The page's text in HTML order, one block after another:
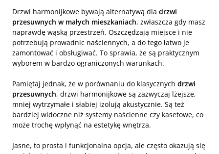
Drzwi harmonijkowe bywają alternatywą dla drzwi
przesuwnych w małych mieszkaniach, zwłaszcza gdy masz
naprawdę wąską przestrzeń. Oszczędzają miejsce i nie
potrzebują prowadnic naściennych, a do tego łatwo je
zamontować i obsługiwać. To sprawia, że są praktycznym
wyborem w bardzo ograniczonych warunkach.
Pamiętaj jednak, że w porównaniu do klasycznych drzwi
przesuwnych, drzwi harmonijkowe są zazwyczaj lżejsze,
mniej wytrzymałe i słabiej izolują akustycznie. Są też
bardziej widoczne niż systemy naścienne czy kasetowe, co
może trochę wpłynąć na estetykę wnętrza.
Jasne, to prosta i funkcjonalna opcja, ale często okazują się